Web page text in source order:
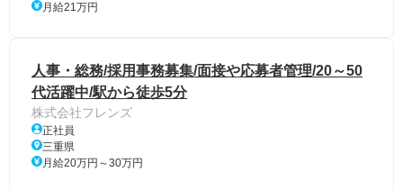
月給21万円
人事・総務/採用事務募集/面接や応募者管理/20～50
代活躍中/駅から徒歩5分
株式会社フレンズ
正社員
三重県
月給20万円～30万円